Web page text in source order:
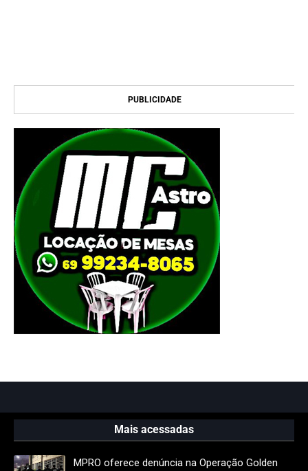
PUBLICIDADE
Mais acessadas
MPRO oferece denúncia na Operação Golden